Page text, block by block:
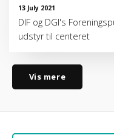
13 July 2021
DIF og DGI's
udstyr til centeret
Vis mere